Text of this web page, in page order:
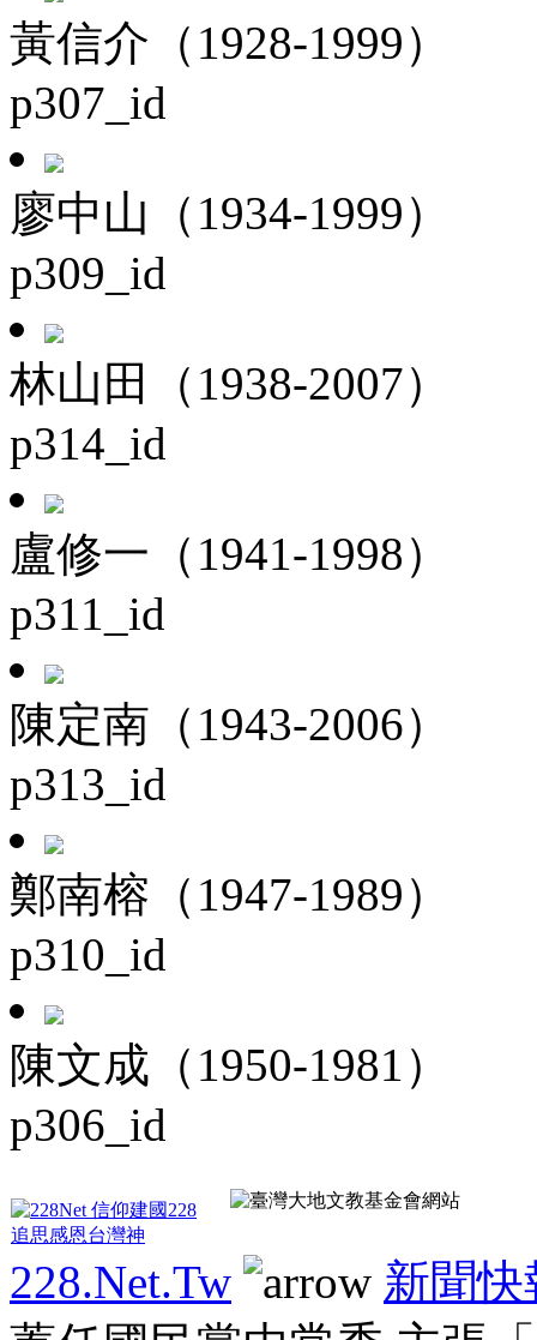
黃信介（1928-1999）
p307_id
廖中山（1934-1999）
p309_id
林山田（1938-2007）
p314_id
盧修一（1941-1998）
p311_id
陳定南（1943-2006）
p313_id
鄭南榕（1947-1989）
p310_id
陳文成（1950-1981）
p306_id
228.Net.Tw
新聞快